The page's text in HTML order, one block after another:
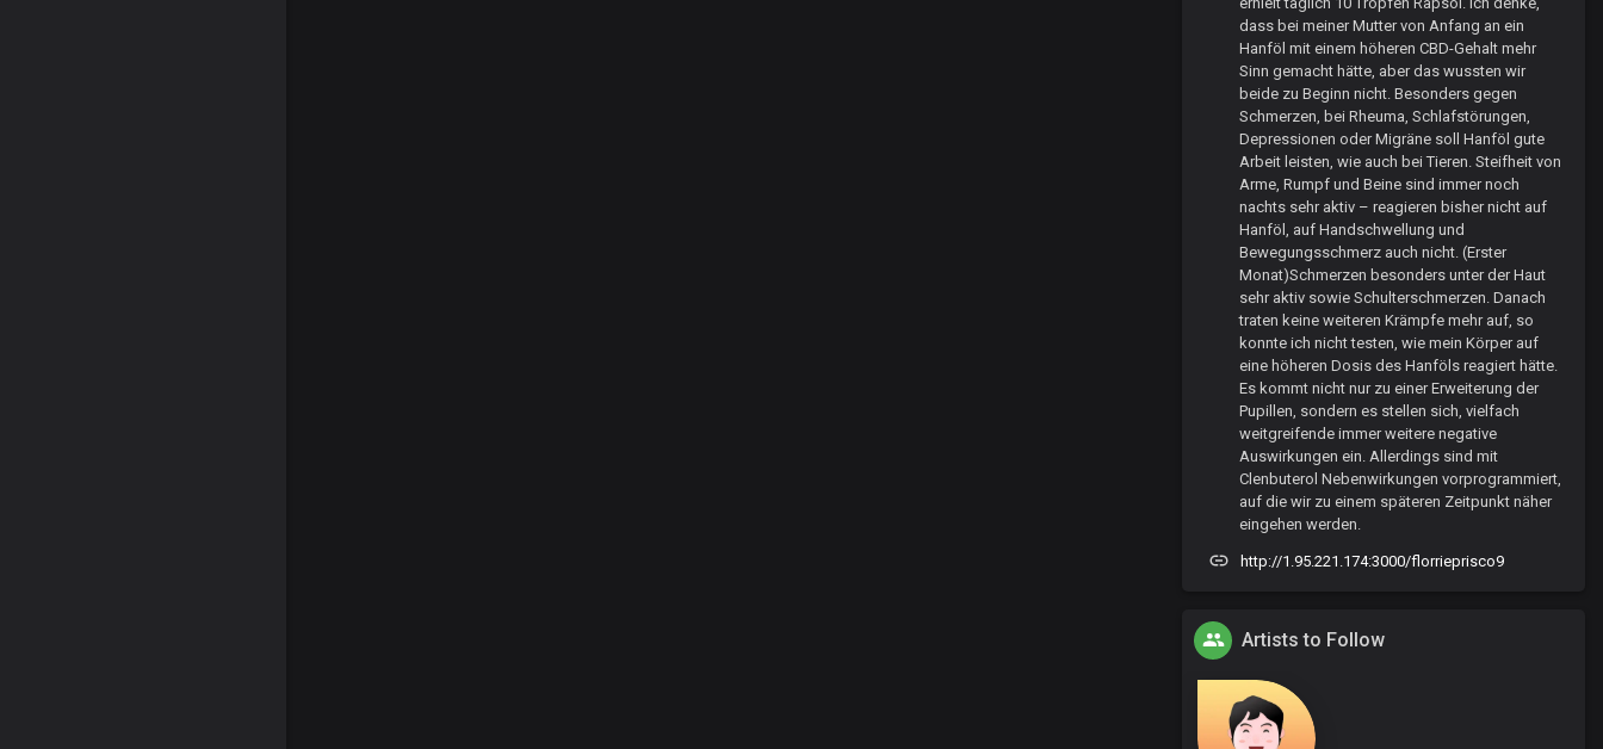
dass bei meiner Mutter von Anfang an ein
Hanföl mit einem höheren CBD-Gehalt mehr
Sinn gemacht hätte, aber das wussten wir
beide zu Beginn nicht. Besonders gegen
Schmerzen, bei Rheuma, Schlafstörungen,
Depressionen oder Migräne soll Hanföl gute
Arbeit leisten, wie auch bei Tieren. Steifheit von
Arme, Rumpf und Beine sind immer noch
nachts sehr aktiv – reagieren bisher nicht auf
Hanföl, auf Handschwellung und
Bewegungsschmerz auch nicht. (Erster
Monat)Schmerzen besonders unter der Haut
sehr aktiv sowie Schulterschmerzen. Danach
traten keine weiteren Krämpfe mehr auf, so
konnte ich nicht testen, wie mein Körper auf
eine höheren Dosis des Hanföls reagiert hätte.
Es kommt nicht nur zu einer Erweiterung der
Pupillen, sondern es stellen sich, vielfach
weitgreifende immer weitere negative
Auswirkungen ein. Allerdings sind mit
Clenbuterol Nebenwirkungen vorprogrammiert,
auf die wir zu einem späteren Zeitpunkt näher
eingehen werden.
http://1.95.221.174:3000/florrieprisco9
Artists to Follow